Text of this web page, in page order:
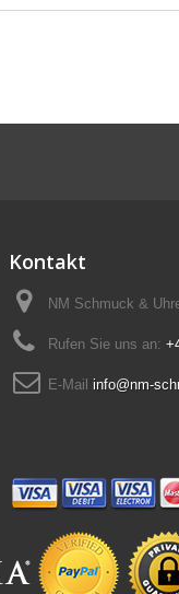
Kontakt
NM Schmuck &
Rufen Sie uns an:
E-Mail info@nm-